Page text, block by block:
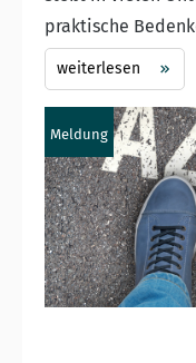
praktische
weiterlesen
Meldung